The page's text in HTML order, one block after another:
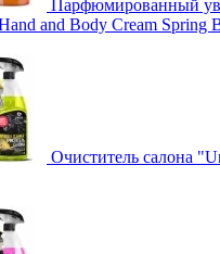
Парфюмированный
and Body Cream Spring
Очиститель салона